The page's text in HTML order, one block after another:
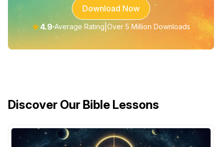
Download Now
★4.9 Average Rating |Over 5 Million Downloads
Discover Our Bible Lessons